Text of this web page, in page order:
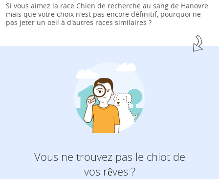
Si vous aimez la race Chien de recherche au sang de Hanovre
mais que votre choix n'est pas encore définitif, pourquoi ne
pas jeter un oeil à d'autres races similaires ?
Vous ne trouvez pas le chiot de
vos rêves ?